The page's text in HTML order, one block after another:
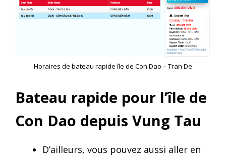
Horaires de bateau rapide île de Con Dao – Tran De
Bateau rapide pour l’île de
Con Dao depuis Vung Tau
D’ailleurs, vous pouvez aussi aller en